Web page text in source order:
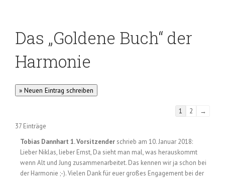
Das „Goldene Buch“ der
Harmonie
Guestbook
1 2
→
37 Einträge
Tobias Dannhart 1. Vorsitzender schrieb am 10. Januar 2018:
Lieber Niklas, lieber Ernst, Da sieht man mal, was herauskommt
wenn Alt und Jung zusammenarbeitet. Das kennen wir ja schon bei
der Harmonie ;-). Vielen Dank für euer großes Engagement bei der